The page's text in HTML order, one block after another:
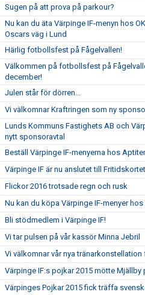
Sugen på att prova på parkour?
Nu kan du äta Värpinge IF-menyn hos
Oscars väg i Lund
Härlig fotbollsfest på Fågelvallen!
Välkommen på fotbollsfest på
december!
Julen står för dörren...
Vi välkomnar Kraftringen som ny
Lunds Kommuns Fastighets AB och
nytt sponsoravtal
Beställ Värpinge IF-menyerna hos
Värpinge IF är nu anslutet till Fritidskortet
Flickor 2016 trotsade regn och rusk
Nu kan du köpa Värpinge IF-menyer
Bli stödmedlem i Värpinge IF!
Vi tar pulsen på vår kassör Minna Jebril
Vi välkomnar vår nya
Värpinge IF:s pojkar 2015 mötte Mjällby
Värpinges Pojkar 2015 fick träffa